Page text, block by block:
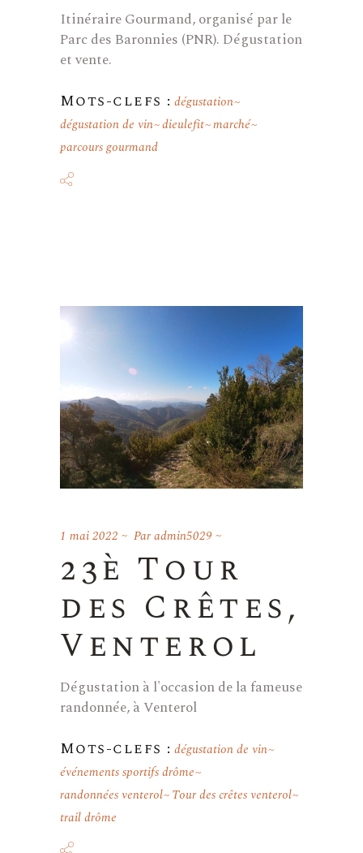
Itinéraire Gourmand, organisé par le
Parc des Baronnies (PNR). Dégustation
et vente.
Mots-clefs : dégustation
dégustation de vin dieulefit marché
parcours gourmand
1 mai 2022 Paradmin5029
23è Tour
des Crêtes,
Venterol
Dégustation à l'occasion de la fameuse
randonnée, à Venterol
Mots-clefs : dégustation de vin
événements sportifs drôme
randonnées venterol Tour des crêtes venterol
trail drôme